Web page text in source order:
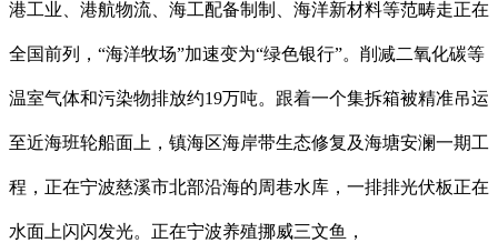
港工业、港航物流、海工配备制制、海洋新材料等范畴走正在
全国前列，“海洋牧场”加速变为“绿色银行”。削减二氧化碳等
温室气体和污染物排放约19万吨。跟着一个集拆箱被精准吊运
至近海班轮船面上，镇海区海岸带生态修复及海塘安澜一期工
程，正在宁波慈溪市北部沿海的周巷水库，一排排光伏板正在
水面上闪闪发光。正在宁波养殖挪威三文鱼，